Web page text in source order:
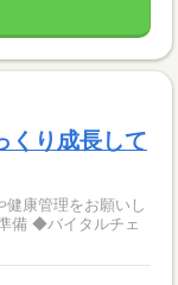
くり成長して
健康管理をお願いし